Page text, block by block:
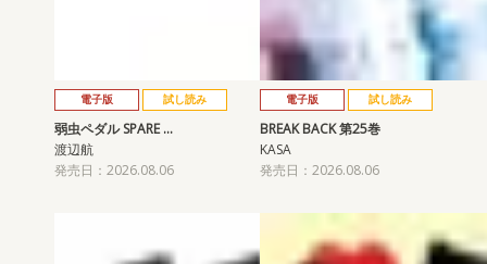
電子版 試し読み
弱虫ペダル SPARE …
渡辺航
発売日：2026.08.06
電子版 試し読み
BREAK BACK 第25巻
KASA
発売日：2026.08.06